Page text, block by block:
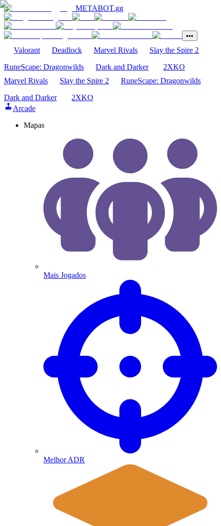
METABOT.gg
•••
Valorant Deadlock Marvel Rivals
Slay the Spire 2
RuneScape: Dragonwilds
Dark and Darker
2XKO
Marvel Rivals
Slay the Spire 2
RuneScape: Dragonwilds
Dark and Darker
2XKO
Arcade
Mapas
Mais Jogados
Melhor ADR